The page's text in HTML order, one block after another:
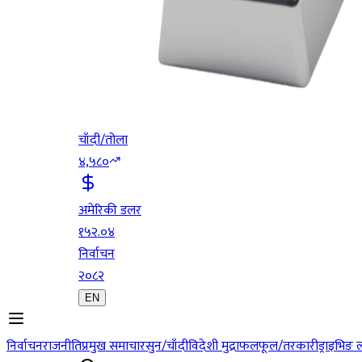
चाँदी/तोला
४,५८०
अमेरिकी डलर
१५२.०४
निर्वाचन
२०८२
EN
निर्वाचनराजनीतिप्रमुख समाचारसुन/चाँदीविदेशी मुद्राफलफूल/तरकारी